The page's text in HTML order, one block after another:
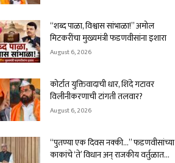
“शब्द पाळा, विश्वास सांभाळा!” अमोल
मिटकरींचा मुख्यमंत्री फडणवीसांना इशारा
August 6, 2026
कोर्टात युक्तिवादाची धार, शिंदे गटावर
विलीनीकरणाची टांगती तलवार?
August 6, 2026
“पुतण्या एक दिवस नक्की…” फडणवीसांच्या
काकांचे ‘ते’ विधान अन् राजकीय वर्तुळात...